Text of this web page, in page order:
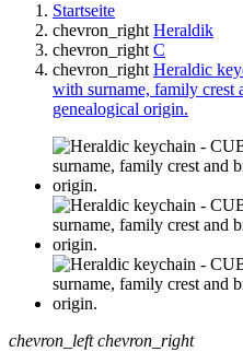
Startseite
chevron_right Heraldik
chevron_right C
chevron_right Heraldic
with surname, family crest
genealogical origin.
chevron_left chevron_right